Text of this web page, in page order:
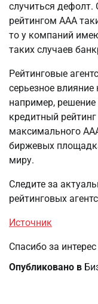
случиться дефолт.
рейтингом ААA
то у компаний
таких случаев
Рейтинговые
серьезное
например, решение
кредитный
максимального
биржевых
миру.
Следите за
рейтинговых
Источник
Спасибо за
Опубликовано в